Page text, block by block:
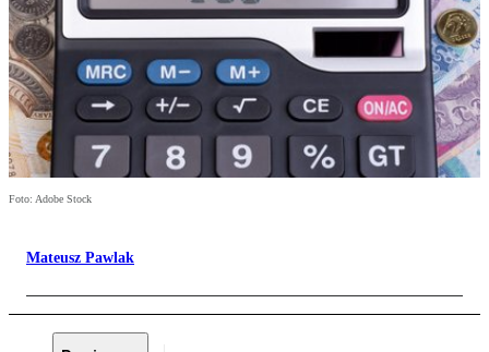
Foto: Adobe Stock
Mateusz Pawlak